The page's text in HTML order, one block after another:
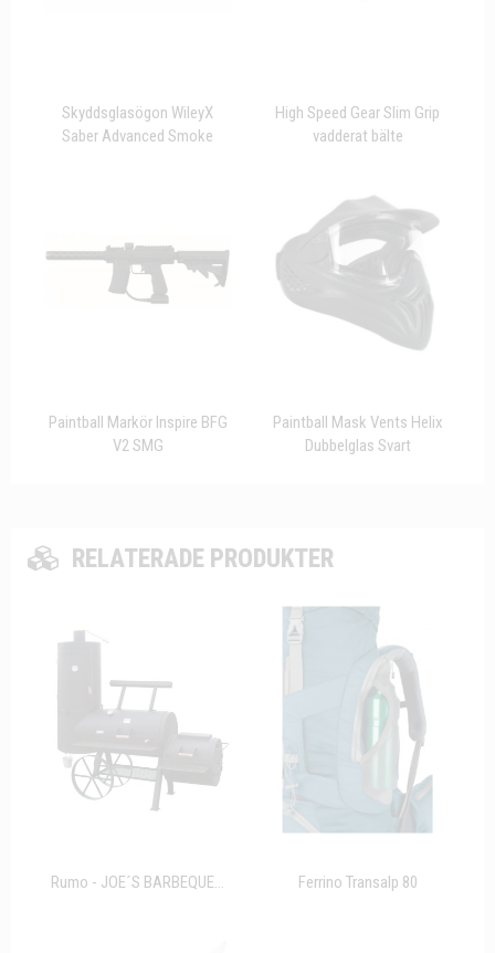
Skyddsglasögon WileyX
Saber Advanced Smoke
High Speed Gear Slim Grip
vadderat bälte
Paintball Markör Inspire BFG
V2 SMG
Paintball Mask Vents Helix
Dubbelglas Svart
RELATERADE PRODUKTER
Rumo - JOE´S BARBEQUE... Ferrino Transalp 80